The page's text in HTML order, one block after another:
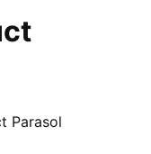
Parasol